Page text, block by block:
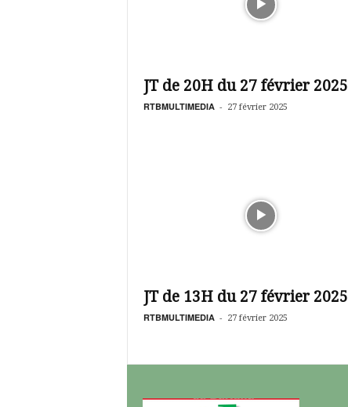
JT de 20H du 27 février 2025
RTBMULTIMEDIA - 27 février 2025
JT de 13H du 27 février 2025
RTBMULTIMEDIA - 27 février 2025